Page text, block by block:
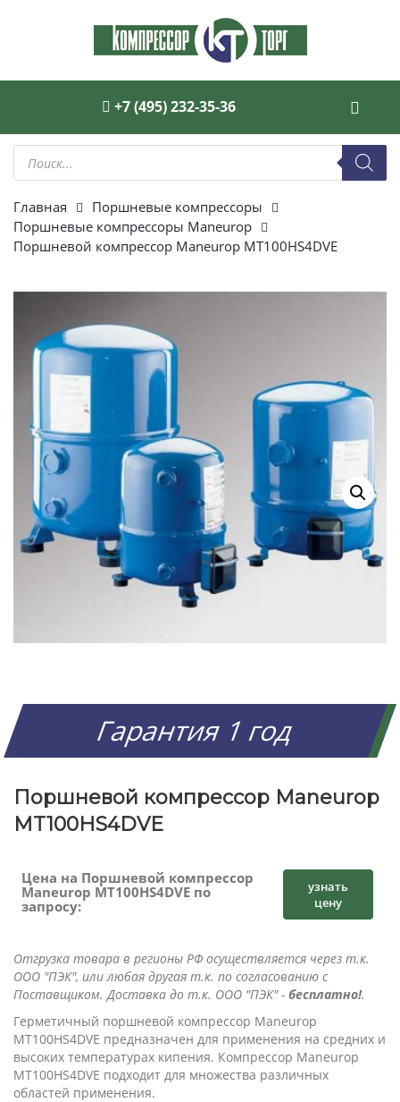
+7 (495) 232-35-36
Поиск
товаров
Главная
Поршневые компрессоры
Поршневые компрессоры Maneurop
Поршневой компрессор Maneurop MT100HS4DVE
Гарантия 1 год
Поршневой компрессор Maneurop
MT100HS4DVE
Цена на Поршневой компрессор
Maneurop MT100HS4DVE по
запросу:
узнать
цену
Отгрузка товара в регионы РФ осуществляется через т.к.
ООО "ПЭК", или любая другая т.к. по согласованию с
Поставщиком. Доставка до т.к. ООО "ПЭК" - бесплатно!.
Герметичный поршневой компрессор Maneurop
MT100HS4DVE предназначен для применения на средних и
высоких температурах кипения. Компрессор Maneurop
MT100HS4DVE подходит для множества различных
областей применения.